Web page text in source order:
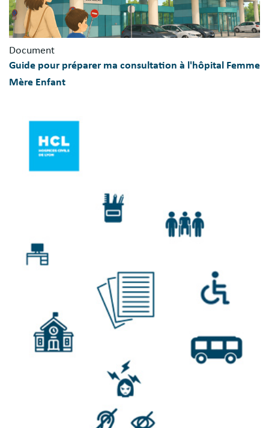
Document
Guide pour préparer ma consultation à l'hôpital Femme
Mère Enfant